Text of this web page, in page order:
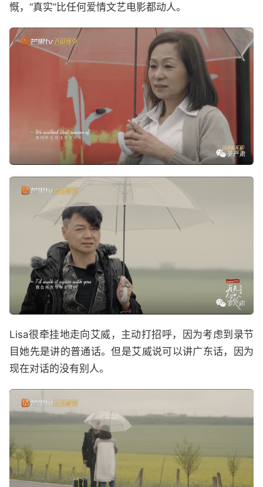
慨，“真实”比任何爱情文艺电影都动人。
Lisa很牵挂地走向艾威，主动打招呼，因为考虑到录节
目她先是讲的普通话。但是艾威说可以讲广东话，因为
现在对话的没有别人。